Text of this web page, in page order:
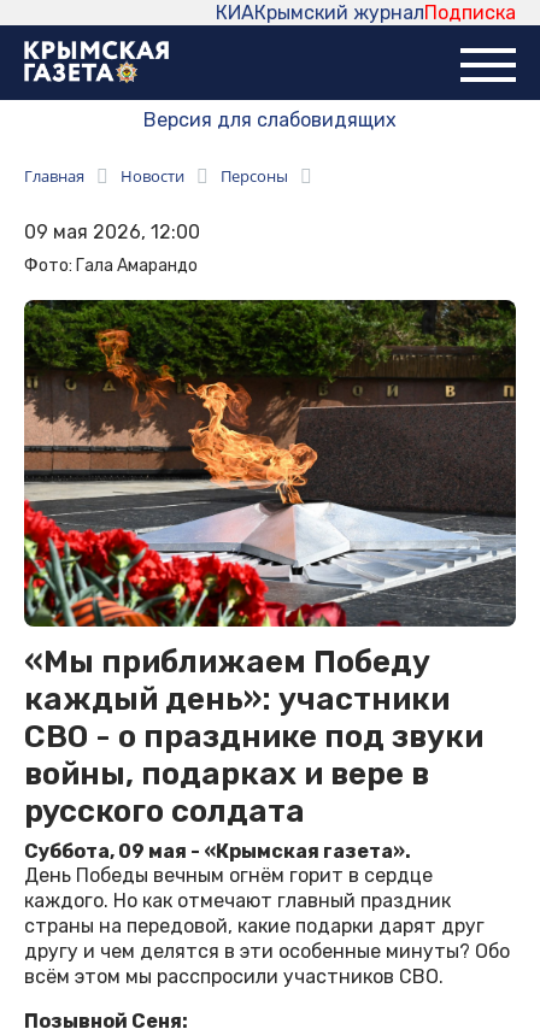
Подписка
Крымский журнал
КИА
Версия для слабовидящих
Главная Новости Персоны
09 мая 2026, 12:00
Фото: Гала Амарандо
«Мы приближаем Победу
каждый день»: участники
СВО - о празднике под звуки
войны, подарках и вере в
русского солдата
Суббота, 09 мая - «Крымская газета».
День Победы вечным огнём горит в сердце
каждого. Но как отмечают главный праздник
страны на передовой, какие подарки дарят друг
другу и чем делятся в эти особенные минуты? Обо
всём этом мы расспросили участников СВО.
Позывной Сеня: